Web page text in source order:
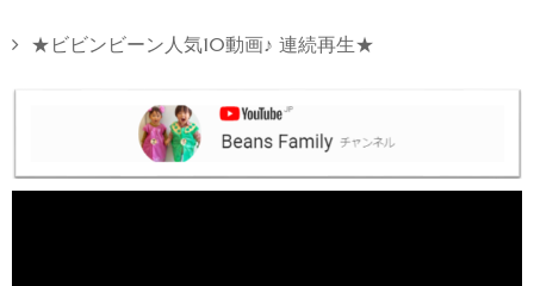
★ビビンビーン人気10動画♪ 連続再生★